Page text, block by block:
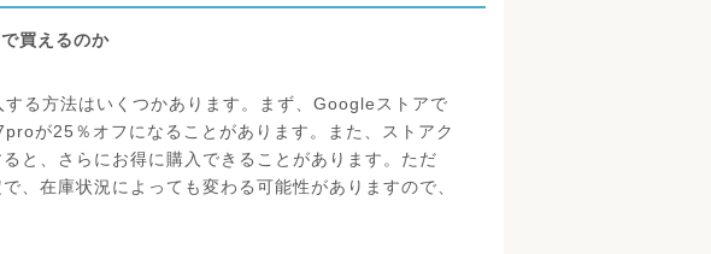
買えるのか
る方法はいくつかあります。まず、Googleストアで
が25％オフになることがあります。また、ストアク
と、さらにお得に購入できることがあります。ただ
、在庫状況によっても変わる可能性がありますので、